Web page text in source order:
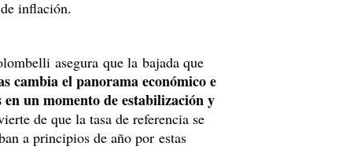
inflación.
asegura que la bajada que
cambia el panorama económico e
en un momento de estabilización y
de que la tasa de referencia se
a principios de año por estas